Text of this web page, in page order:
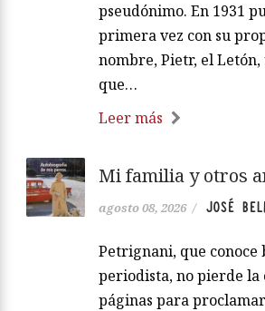
pseudónimo. En 1931
primera vez con su
nombre, Pietr, el Letón,
que…
Leer más
Mi familia y otros
agosto 08, 2026 / JOSÉ
Petrignani, que conoce
periodista, no pierde la
páginas para